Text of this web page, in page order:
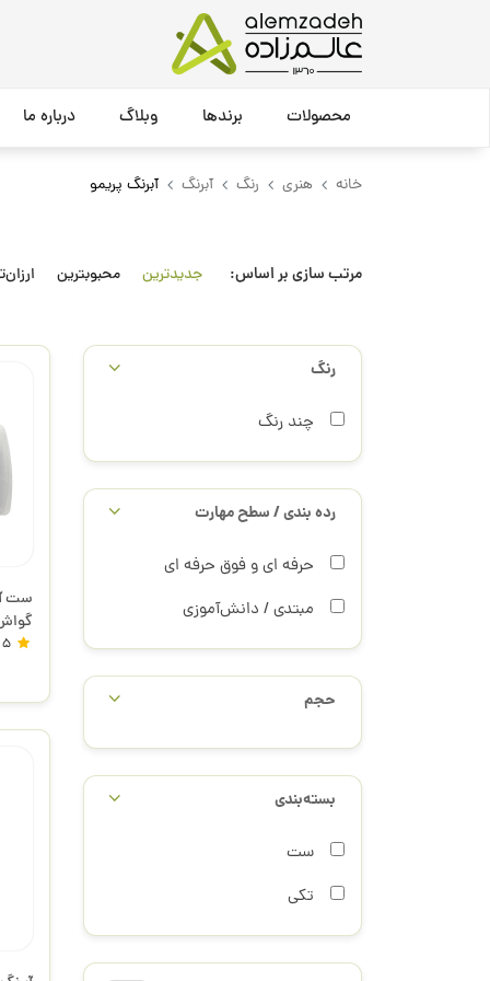
محصولات برندها وبلاگ درباره ما
خانه هنری رنگ آبرنگ آبرنگ پریمو
مرتب سازی بر اساس: جدیدترین محبوبترین
رنگ
چند رنگ
رده بندی / سطح مهارت
حرفه ای و فوق حرفه ای
مبتدی / دانش‌آموزی
حجم
بسته‌بندی
ست
تکی